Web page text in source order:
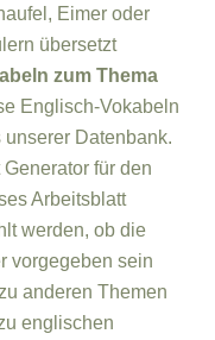
Eimer oder
übersetzt
zum Thema
Englisch-Vokabeln
Datenbank.
für den
Arbeitsblatt
werden, ob die
vorgegeben sein
anderen Themen
englischen